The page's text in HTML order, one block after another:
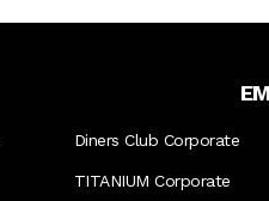
Diners Club Corporate
TITANIUM Corporate